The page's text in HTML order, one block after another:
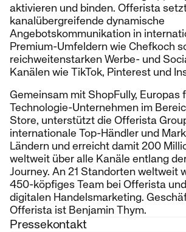
aktivieren und binden. Offerista
kanalübergreifende dynamische
Angebotskommunikation in
Premium-Umfeldern wie Chefkoch
reichweitenstarken Werbe- und
Kanälen wie TikTok, Pinterest und
Gemeinsam mit ShopFully, Europas
Technologie-Unternehmen im
Store, unterstützt die Offerista
internationale Top-Händler und
Ländern und erreicht damit 200
weltweit über alle Kanäle entlang
Journey. An 21 Standorten weltweit
450-köpfiges Team bei Offerista
digitalen Handelsmarketing.
Offerista ist Benjamin Thym.
Pressekontakt